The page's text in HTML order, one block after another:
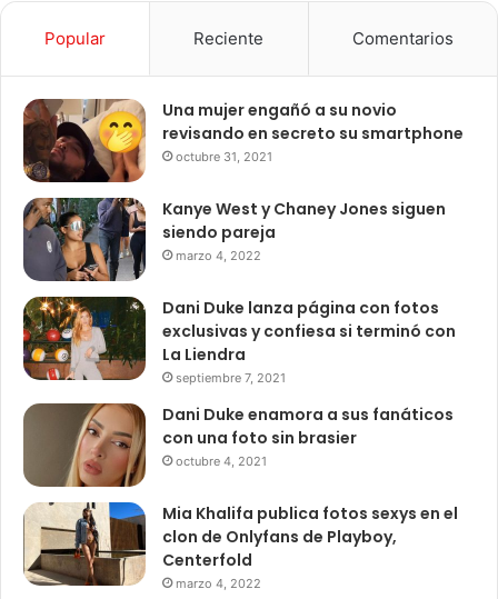
Popular Reciente Comentarios
Una mujer engañó a su novio
revisando en secreto su smartphone
octubre 31, 2021
Kanye West y Chaney Jones siguen
siendo pareja
marzo 4, 2022
Dani Duke lanza página con fotos
exclusivas y confiesa si terminó con
La Liendra
septiembre 7, 2021
Dani Duke enamora a sus fanáticos
con una foto sin brasier
octubre 4, 2021
Mia Khalifa publica fotos sexys en el
clon de Onlyfans de Playboy,
Centerfold
marzo 4, 2022